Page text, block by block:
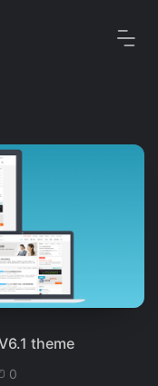
theme
0